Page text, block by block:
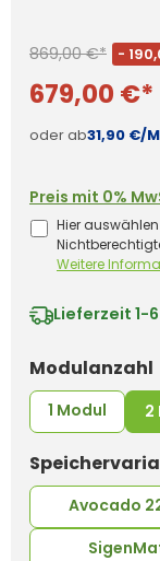
869,00 €* -
679,00 €*
oder ab31,90 €/
Preis mit 0%
Hier auswählen
Weitere
Lieferzeit 1-
Modulanzahl
1 Modul 2
Avocado